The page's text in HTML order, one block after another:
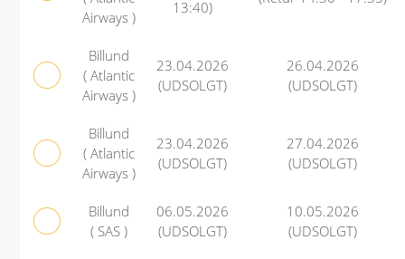
Airways )
13:40)
Billund
( Atlantic
Airways )
23.04.2026
(UDSOLGT)
26.04.2026
(UDSOLGT)
Billund
( Atlantic
Airways )
23.04.2026
(UDSOLGT)
27.04.2026
(UDSOLGT)
Billund
( SAS )
06.05.2026
(UDSOLGT)
10.05.2026
(UDSOLGT)